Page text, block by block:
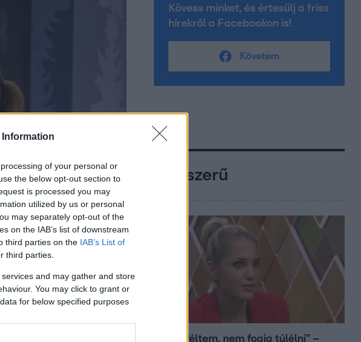
Information
of your personal or
the below opt-out section to
is processed you may
utilized by us or personal
may separately opt-out of the
on the IAB’s list of downstream
third parties on the IAB’s List of
third parties.
and may gather and store
You may click to grant or
for below specified purposes
Kövess minket, és értesülj a friss
hírekről a Facebookon is!
Követem
Népszerű
„Attól féltem, nem fogja túlélni” –